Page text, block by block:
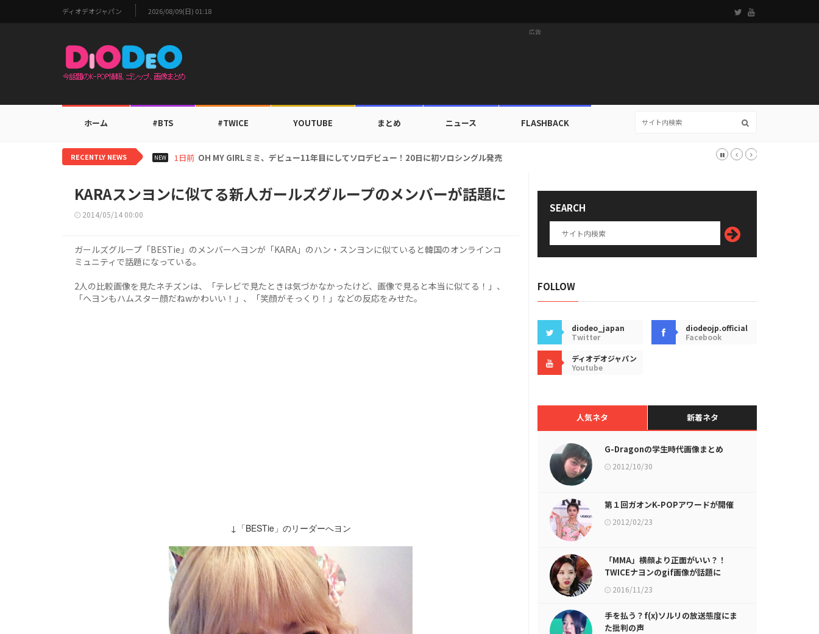
ディオデオジャパン 2026/08/09(日) 01:18
広告
ホーム #BTS #TWICE YOUTUBE まとめ ニュース FLASHBACK
RECENTLY NEWS NEW 1日前 BTS V、ワールドカップ出入証を公開…証明写真でも完璧なビジュアル！
KARAスンヨンに似てる新人ガールズグループのメンバーが話題に
2014/05/14 00:00
ガールズグループ「BESTie」のメンバーへヨンが「KARA」のハン・スンヨンに似ていると韓国のオンラインコ
ミュニティで話題になっている。
2人の比較画像を見たネチズンは、「テレビで見たときは気づかなかったけど、画像で見ると本当に似てる！」、
「ヘヨンもハムスター顔だねwかわいい！」、「笑顔がそっくり！」などの反応をみせた。
↓「BESTie」のリーダーへヨン
SEARCH
FOLLOW
diodeo_japan
Twitter
diodeojp.official
Facebook
ディオデオジャパン
Youtube
人気ネタ 新着ネタ
G-Dragonの学生時代画像まとめ
2012/10/30
第１回ガオンK-POPアワードが開催
2012/02/23
「MMA」横顔より正面がいい？！
TWICEナヨンのgif画像が話題に
2016/11/23
手を払う？f(x)ソルリの放送態度にま
た批判の声